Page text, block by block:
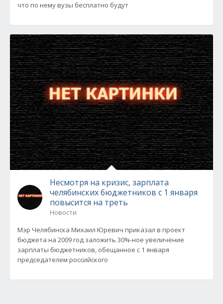
что по нему вузы бесплатно будут
Несмотря на кризис, зарплата
челябинских бюджетников с 1 января
повысится на треть
Новости
Мэр Челябинска Михаил Юревич приказал в проект
бюджета на 2009 год заложить 30%-ное увеличение
зарплаты бюджетников, обещанное с 1 января
председателем российского